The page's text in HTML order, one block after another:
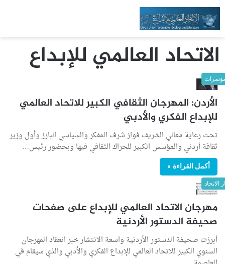
الاتحاد العالمي للإبداع
الأردن: المهرجان الثقافي الكبير للاتحاد العالمي
للإبداع الفكري والأدبي
تحت رعاية معالي الشريف فواز شرف المفكر والسياسي البارز وأول وزير
ثقافة أردني والمؤسس الكبير للحراك الثقافي فيها وبحضور رئيس…
أكمل القراءة »
الاتحاد
مهرجان الاتحاد العالمي للإبداع على صفحات
صحيفة الدستور الأردنية
أبرزت صحيفة الدستور الأردنية واسعة الانتشار خبر انعقاد المهرجان
السنوي الكبير للاتحاد العالمي للإبداع الفكري والأدبي والذي سيقام في